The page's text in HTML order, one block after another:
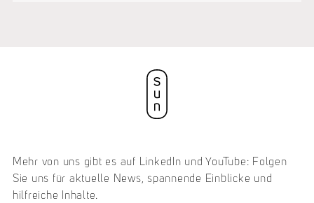
Mehr von uns gibt es auf LinkedIn und YouTube: Folgen
Sie uns für aktuelle News, spannende Einblicke und
hilfreiche Inhalte.